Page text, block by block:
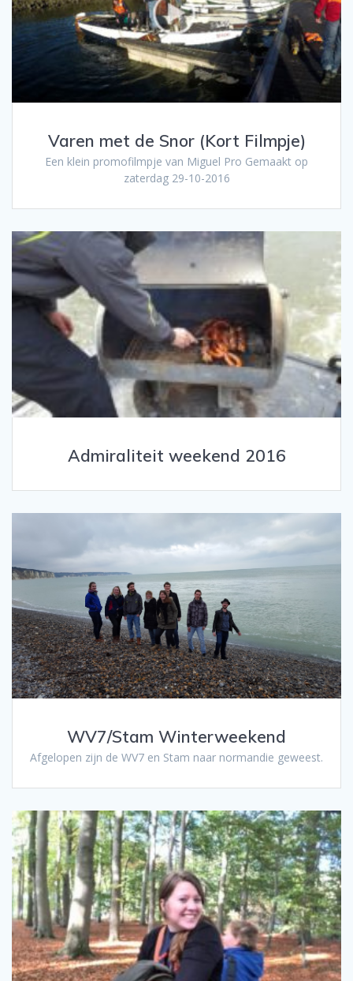
Varen met de Snor (Kort Filmpje)
Een klein promofilmpje van Miguel Pro Gemaakt op
zaterdag 29-10-2016
Admiraliteit weekend 2016
WV7/Stam Winterweekend
Afgelopen zijn de WV7 en Stam naar normandie geweest.